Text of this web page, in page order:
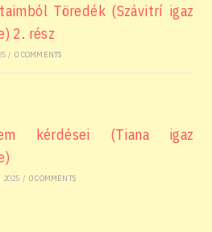
Töredék (Szávitrí igaz
2. rész
/ 0 COMMENTS
kérdései (Tiana igaz
2025 / 0 COMMENTS